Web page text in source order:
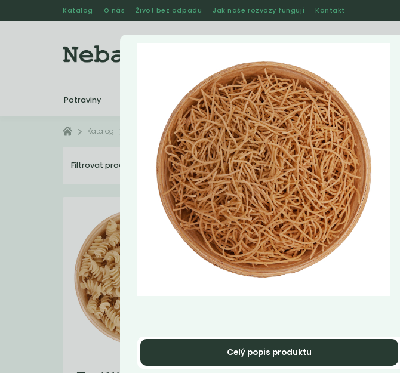
Katalog O nás Život bez odpadu Jak naše rozvozy fungují Kontakt
Potraviny Kosmetika Ostatní
Katalog Těstoviny
Filtrovat produkty 11 Doporučené Nejlevnější Nejdražší
Celý popis produktu